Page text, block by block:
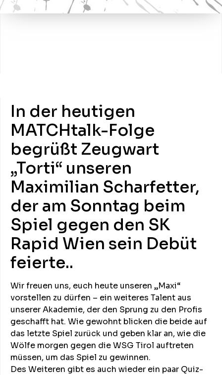
In der heutigen
MATCHtalk-Folge
begrüßt Zeugwart
„Torti“ unseren
Maximilian Scharfetter,
der am Sonntag beim
Spiel gegen den SK
Rapid Wien sein Debüt
feierte..
Wir freuen uns, euch heute unseren „Maxi“
vorstellen zu dürfen – ein weiteres Talent aus
unserer Akademie, der den Sprung zu den Profis
geschafft hat. Wie gewohnt blicken die beide auf
das letzte Spiel zurück und geben klar an, wie die
Wölfe morgen gegen die WSG Tirol auftreten
müssen, um das Spiel zu gewinnen.
Des Weiteren gibt es auch wieder ein paar Quiz-